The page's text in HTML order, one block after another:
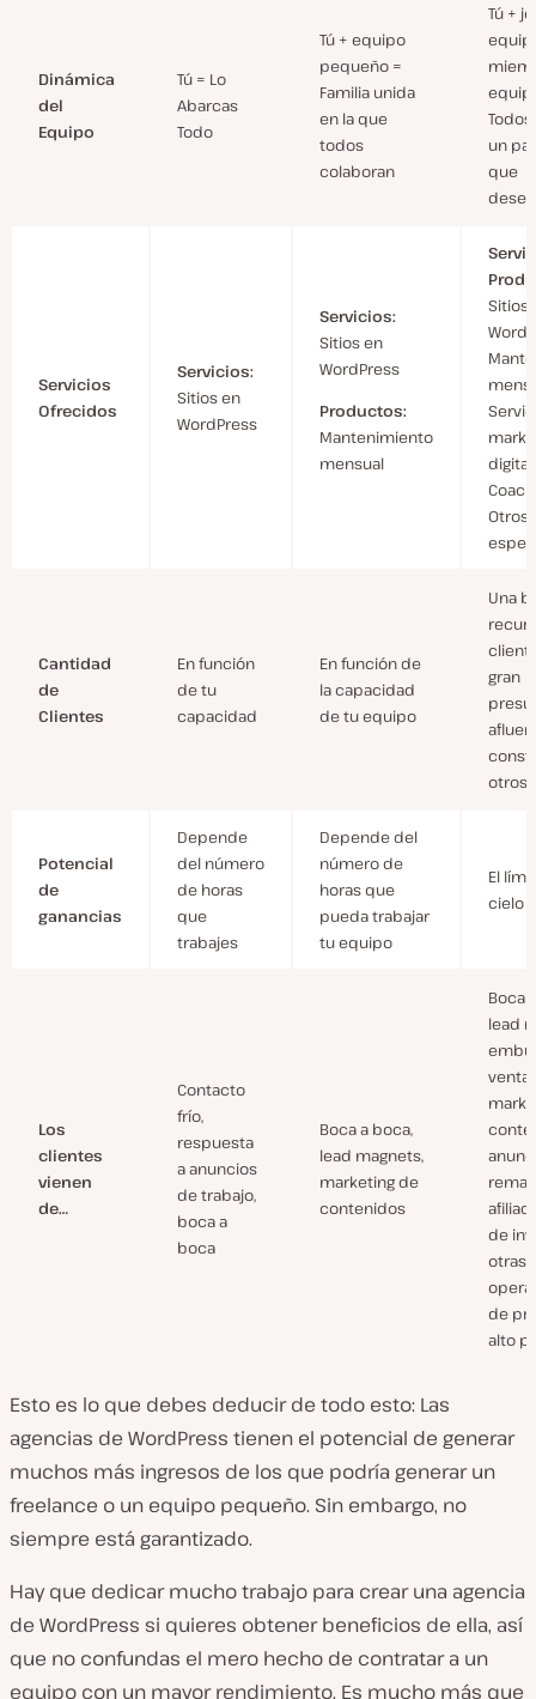
Dinámica
del
Equipo
Tú = Lo
Abarcas
Todo
Tú + equipo
pequeño =
Familia unida
en la que
todos
colaboran
Tú +
un
que
Servicios
Ofrecidos
Servicios:
Sitios en
WordPress
Servicios:
Sitios en
WordPress
Productos:
Mantenimiento
mensual
Sitios
digital
Otros
Cantidad
de
Clientes
En función
de tu
capacidad
En función de
la capacidad
de tu equipo
Una
gran
otros
Potencial
de
ganancias
Depende
del número
de horas
que
trabajes
Depende del
número de
horas que
pueda trabajar
tu equipo
El
cielo
Los
clientes
vienen
de…
Contacto
frío,
respuesta
a anuncios
de trabajo,
boca a
boca
Boca a boca,
lead magnets,
marketing de
contenidos
Boca
lead
de
otras
de
alto
Esto es lo que debes deducir de todo esto: Las
agencias de WordPress tienen el potencial de generar
muchos más ingresos de los que podría generar un
freelance o un equipo pequeño. Sin embargo, no
siempre está garantizado.
Hay que dedicar mucho trabajo para crear una agencia
de WordPress si quieres obtener beneficios de ella, así
que no confundas el mero hecho de contratar a un
equipo con un mayor rendimiento. Es mucho más que